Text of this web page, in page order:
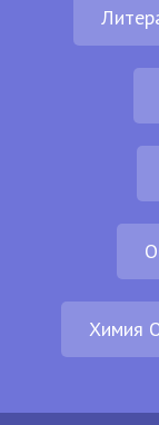
Химия